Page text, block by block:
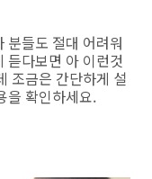
분들도 절대 어려워
듣다보면 아 이런것
조금은 간단하게 설
을 확인하세요.